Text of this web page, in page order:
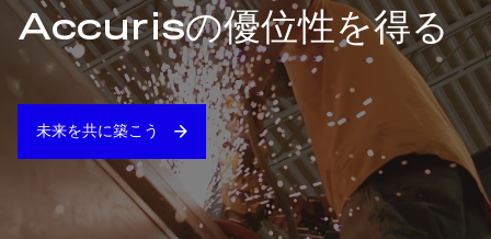
Accurisの優位性を得る
未来を共に築こう